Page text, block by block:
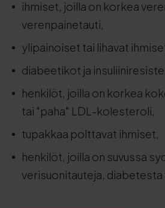
ihmiset, joilla on korkea
verenpainetauti,
ylipainoiset tai lihavat
diabeetikot ja
henkilöt, joilla on korkea
tai "paha" LDL-kolesteroli,
tupakkaa polttavat ihmiset,
henkilöt, joilla on suvussa
verisuonitauteja, diabetesta